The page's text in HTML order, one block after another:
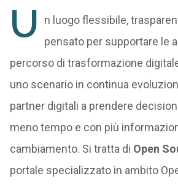
U
n luogo flessibile,
pensato per supportare le
percorso di trasformazione
uno scenario in continua
partner digitali a prendere
meno tempo e con più
cambiamento. Si tratta di Open
portale specializzato in ambito